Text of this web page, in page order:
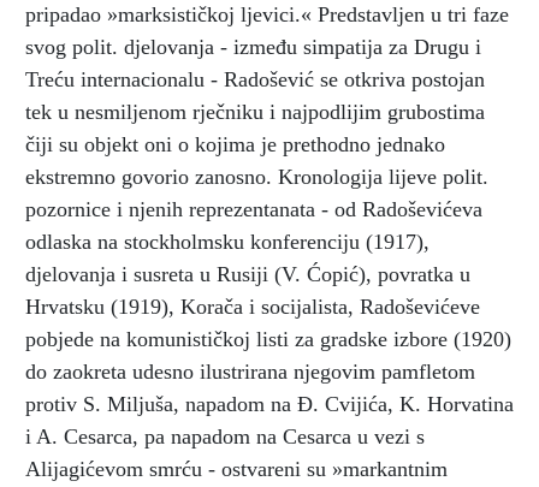
pripadao »marksističkoj ljevici.« Predstavljen u tri faze
svog polit. djelovanja - između simpatija za Drugu i
Treću internacionalu - Radošević se otkriva postojan
tek u nesmiljenom rječniku i najpodlijim grubostima
čiji su objekt oni o kojima je prethodno jednako
ekstremno govorio zanosno. Kronologija lijeve polit.
pozornice i njenih reprezentanata - od Radoševićeva
odlaska na stockholmsku konferenciju (1917),
djelovanja i susreta u Rusiji (V. Ćopić), povratka u
Hrvatsku (1919), Korača i socijalista, Radoševićeve
pobjede na komunističkoj listi za gradske izbore (1920)
do zaokreta udesno ilustrirana njegovim pamfletom
protiv S. Miljuša, napadom na Đ. Cvijića, K. Horvatina
i A. Cesarca, pa napadom na Cesarca u vezi s
Alijagićevom smrću - ostvareni su »markantnim